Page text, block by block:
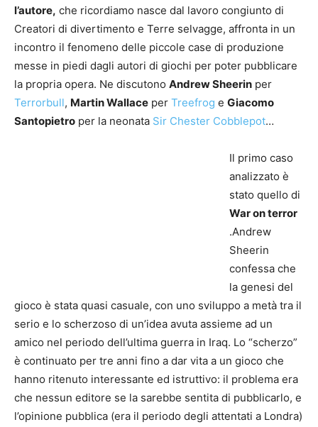
l’autore, che ricordiamo nasce dal lavoro congiunto di
Creatori di divertimento e Terre selvagge, affronta in un
incontro il fenomeno delle piccole case di produzione
messe in piedi dagli autori di giochi per poter pubblicare
la propria opera. Ne discutono Andrew Sheerin per
Terrorbull, Martin Wallace per Treefrog e Giacomo
Santopietro per la neonata Sir Chester Cobblepot…
Il primo caso
analizzato è
stato quello di
War on terror
.Andrew
Sheerin
confessa che
la genesi del
gioco è stata quasi casuale, con uno sviluppo a metà tra il
serio e lo scherzoso di un’idea avuta assieme ad un
amico nel periodo dell’ultima guerra in Iraq. Lo “scherzo”
è continuato per tre anni fino a dar vita a un gioco che
hanno ritenuto interessante ed istruttivo: il problema era
che nessun editore se la sarebbe sentita di pubblicarlo, e
l’opinione pubblica (era il periodo degli attentati a Londra)